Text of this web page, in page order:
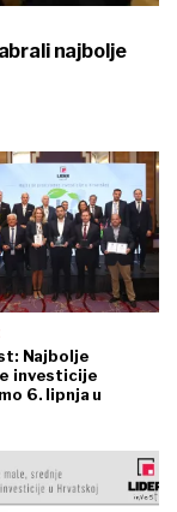
najbolje
Najbolje
investicije
6. lipnja u